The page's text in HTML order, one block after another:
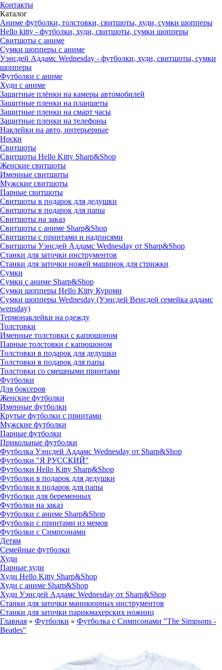
Контакты
Каталог
Аниме футболки, толстовки, свитшоты, худи, сумки шопперы
Hello kitty - футболки, худи, свитшоты, сумки шопперы
Свитшоты с аниме
Сумки шопперы с аниме
Уэнсдей Аддамс Wednesday - футболки, худи, свитшоты, сумки
шопперы
Футболки с аниме
Худи с аниме
Защитные плёнки на камеры автомобилей
Защитные пленки на планшеты
Защитные пленки на смарт часы
Защитные пленки на телефоны
Наклейки на авто, интерьерные
Носки
Свитшоты
Cвитшоты Hello Kitty Sharp&Shop
Женские свитшоты
Именные свитшоты
Мужские свитшоты
Парные свитшоты
Свитшоты в подарок для дедушки
Свитшоты в подарок для папы
Свитшоты на заказ
Свитшоты с аниме Sharp&Shop
Свитшоты с принтами и надписями
Свитшоты Уэнсдей Аддамс Wednesday от Sharp&Shop
Станки для заточки инструментов
Станки для заточки ножей машинок для стрижки
Сумки
Сумки с аниме Sharp&Shop
Сумки шопперы Hello Kitty Куроми
Сумки шопперы Wednesday (Уэнсдей Венсдей семейка аддамс
wensday)
Термонаклейки на одежду
Толстовки
Именные толстовки с капюшоном
Парные толстовки с капюшоном
Толстовки в подарок для дедушки
Толстовки в подарок для папы
Толстовки со смешными принтами
Футболки
Для боксеров
Женские футболки
Именные футболки
Крутые футболки с принтами
Мужские футболки
Парные футболки
Прикольные футболки
Футболка Уэнсдей Аддамс Wednesday от Sharp&Shop
Футболки "Я РУССКИЙ"
Футболки Hello Kitty Sharp&Shop
Футболки в подарок для дедушки
Футболки в подарок для папы
Футболки для беременных
Футболки на заказ
Футболки с аниме Sharp&Shop
Футболки с принтами из мемов
Футболки с Симпсонами
Детям
Семейные футболки
Худи
Парные худи
Худи Hello Kitty Sharp&Shop
Худи с аниме Sharp&Shop
Худи Уэнсдей Аддамс Wednesday от Sharp&Shop
Станки для заточки маникюрных инструментов
Станки для заточки парикмахерских ножниц
Главная » Футболки » Футболка с Симпсонами "The Simpsons -
Beatles"